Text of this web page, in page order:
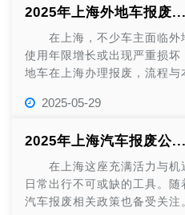
2025年上海外地车报废...
在上海，不少车主面临外
使用年限增长或出现严重损
地车在上海办理报废，流程与
2025-05-29
2025年上海汽车报废公...
在上海这座充满活力与机
日常出行不可或缺的工具。随
汽车报废相关政策也备受关注